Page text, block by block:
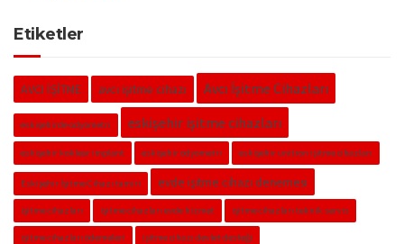
Etiketler
AVCI İŞİTME avcı işitme cihazı Avcı İşitme Cihazları
eskişehirde odyometri eskişehir işitme cihazları
eskişehir koklear implant eskişehir odyometri eskişehir unitron işitme cihazları
Eskişehir İşitme Cihazı tamiri evde işitme cihazı denemesi
işitme cihazları işitme cihazları evde hizmet işitme cihazları teknik servis
işitme cihazları ödemeleri işitme cihazı devlet desteği